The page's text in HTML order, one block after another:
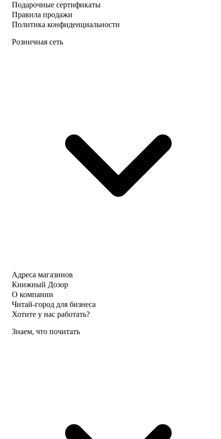
Подарочные сертификаты
Правила продажи
Политика конфиденциальности
Розничная сеть
Адреса магазинов
Книжный Дозор
О компании
Читай-город для бизнеса
Хотите у нас работать?
Знаем, что почитать